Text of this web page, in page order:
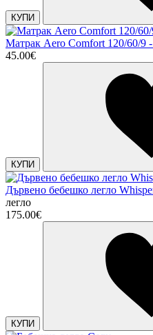
КУПИ
Матрак Aero Comfort 120/60/9
45.00€
КУПИ
Дървено бебешко легло
легло
175.00€
КУПИ